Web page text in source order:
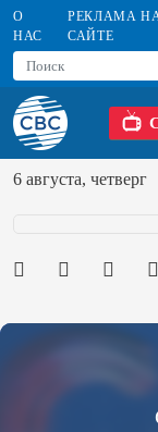
О
НАС
РЕКЛАМА
САЙТЕ
6 августа, четверг